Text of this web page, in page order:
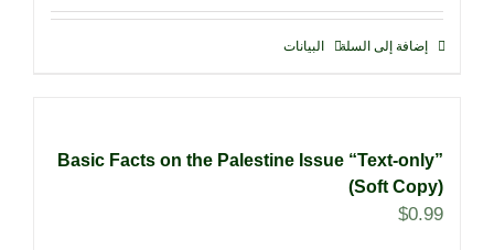
إضافة إلى السلة البيانات
Basic Facts on the Palestine Issue “Text-only”
(Soft Copy)
$0.99